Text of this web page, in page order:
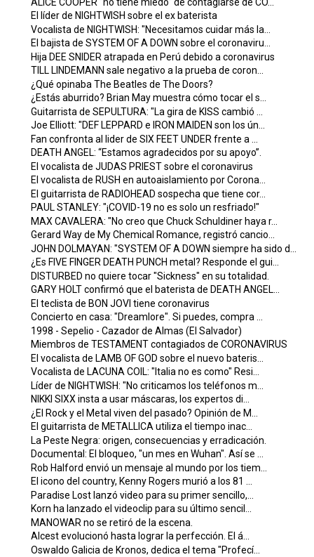
El líder de NIGHTWISH sobre el ex baterista
Vocalista de NIGHTWISH: "Necesitamos cuidar más la...
El bajista de SYSTEM OF A DOWN sobre el coronaviru...
Hija DEE SNIDER atrapada en Perú debido a coronavirus
TILL LINDEMANN sale negativo a la prueba de coron...
¿Qué opinaba The Beatles de The Doors?
¿Estás aburrido? Brian May muestra cómo tocar el s...
Guitarrista de SEPULTURA: "La gira de KISS cambió ...
Joe Elliott: "DEF LEPPARD e IRON MAIDEN son los ún...
Fan confronta al lider de SIX FEET UNDER frente a ...
DEATH ANGEL: “Estamos agradecidos por su apoyo”.
El vocalista de JUDAS PRIEST sobre el coronavirus
El vocalista de RUSH en autoaislamiento por Corona...
El guitarrista de RADIOHEAD sospecha que tiene cor...
PAUL STANLEY: "¡COVID-19 no es solo un resfriado!"
MAX CAVALERA: "No creo que Chuck Schuldiner haya r...
Gerard Way de My Chemical Romance, registró cancio...
JOHN DOLMAYAN: "SYSTEM OF A DOWN siempre ha sido d...
¿Es FIVE FINGER DEATH PUNCH metal? Responde el gui...
DISTURBED no quiere tocar "Sickness" en su totalidad.
GARY HOLT confirmó que el baterista de DEATH ANGEL...
El teclista de BON JOVI tiene coronavirus
Concierto en casa: "Dreamlore". Si puedes, compra ...
1998 - Sepelio - Cazador de Almas (El Salvador)
Miembros de TESTAMENT contagiados de CORONAVIRUS
El vocalista de LAMB OF GOD sobre el nuevo bateris...
Vocalista de LACUNA COIL: "Italia no es como" Resi...
Líder de NIGHTWISH: "No criticamos los teléfonos m...
NIKKI SIXX insta a usar máscaras, los expertos di...
¿El Rock y el Metal viven del pasado? Opinión de M...
El guitarrista de METALLICA utiliza el tiempo inac...
La Peste Negra: origen, consecuencias y erradicación.
Documental: El bloqueo, "un mes en Wuhan". Así se ...
Rob Halford envió un mensaje al mundo por los tiem...
El icono del country, Kenny Rogers murió a los 81 ...
Paradise Lost lanzó video para su primer sencillo,...
Korn ha lanzado el videoclip para su último sencil...
MANOWAR no se retiró de la escena.
Alcest evolucionó hasta lograr la perfección. El á...
Oswaldo Galicia de Kronos, dedica el tema "Profecí...